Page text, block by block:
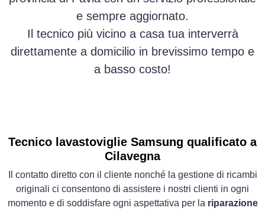
e sempre aggiornato.
Il tecnico più vicino a casa tua interverrà
direttamente a domicilio in brevissimo tempo e
a basso costo!
Tecnico lavastoviglie Samsung qualificato a
Cilavegna
Il contatto diretto con il cliente nonché la gestione di ricambi
originali ci consentono di assistere i nostri clienti in ogni
momento e di soddisfare ogni aspettativa per la riparazione